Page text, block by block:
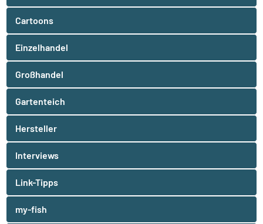
Cartoons
Einzelhandel
Großhandel
Gartenteich
Hersteller
Interviews
Link-Tipps
my-fish